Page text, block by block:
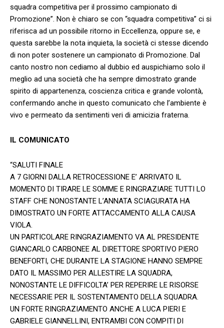
squadra competitiva per il prossimo campionato di
Promozione”. Non è chiaro se con “squadra competitiva” ci si
riferisca ad un possibile ritorno in Eccellenza, oppure se, e
questa sarebbe la nota inquieta, la società ci stesse dicendo
di non poter sostenere un campionato di Promozione. Dal
canto nostro non cediamo al dubbio ed auspichiamo solo il
meglio ad una società che ha sempre dimostrato grande
spirito di appartenenza, coscienza critica e grande volontà,
confermando anche in questo comunicato che l’ambiente è
vivo e permeato da sentimenti veri di amicizia fraterna.
IL COMUNICATO
“SALUTI FINALE
A 7 GIORNI DALLA RETROCESSIONE E’ ARRIVATO IL
MOMENTO DI TIRARE LE SOMME E RINGRAZIARE TUTTI LO
STAFF CHE NONOSTANTE L’ANNATA SCIAGURATA HA
DIMOSTRATO UN FORTE ATTACCAMENTO ALLA CAUSA
VIOLA.
UN PARTICOLARE RINGRAZIAMENTO VA AL PRESIDENTE
GIANCARLO CARBONEE AL DIRETTORE SPORTIVO PIERO
BENEFORTI, CHE DURANTE LA STAGIONE HANNO SEMPRE
DATO IL MASSIMO PER ALLESTIRE LA SQUADRA,
NONOSTANTE LE DIFFICOLTA’ PER REPERIRE LE RISORSE
NECESSARIE PER IL SOSTENTAMENTO DELLA SQUADRA.
UN FORTE RINGRAZIAMENTO ANCHE A LUCA PIERI E
GABRIELE GIANNELLINI, ENTRAMBI CON COMPITI DI